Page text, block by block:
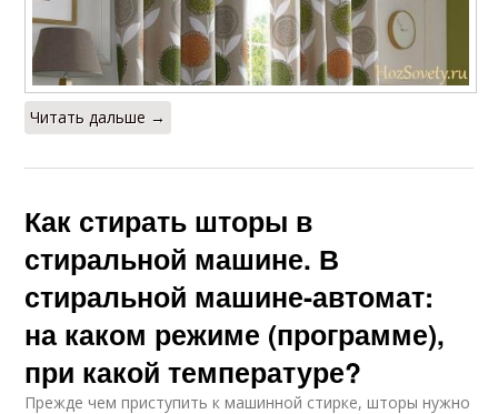
Читать дальше →
Как стирать шторы в
стиральной машине. В
стиральной машине-автомат:
на каком режиме (программе),
при какой температуре?
Прежде чем приступить к машинной стирке, шторы нужно